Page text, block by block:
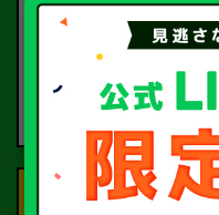
ご依頼
お電話または査定フォー
ムより
ご依頼ください。
Step.3